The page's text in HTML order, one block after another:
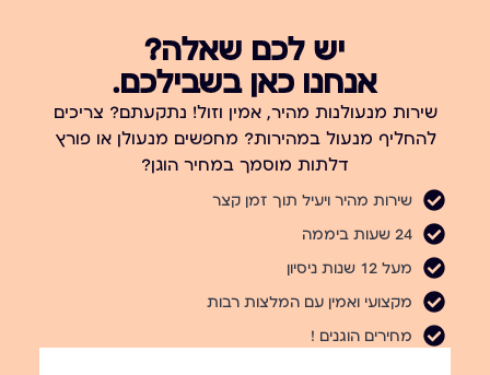
יש לכם שאלה?
אנחנו כאן בשבילכם.
שירות מנעולנות מהיר, אמין וזול! נתקעתם? צריכים
להחליף מנעול במהירות? מחפשים מנעולן או פורץ
דלתות מוסמך במחיר הוגן?
שירות מהיר ויעיל תוך זמן קצר
24 שעות ביממה
מעל 12 שנות ניסיון
מקצועי ואמין עם המלצות רבות
מחירים הוגנים !